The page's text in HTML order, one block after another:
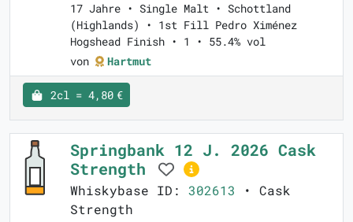
17 Jahre • Single Malt • Schottland
(Highlands) • 1st Fill Pedro Ximénez
Hogshead Finish • 1 • 55.4% vol
von
Hartmut
2cl = 4,80 €
Springbank 12 J. 2026 Cask
Strength
Whiskybase ID: 302613 • Cask
Strength